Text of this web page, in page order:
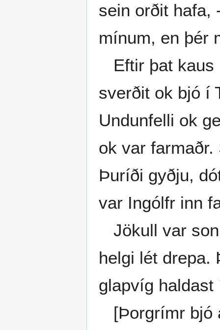
sein orðit hafa,
mínum, en þér
Eftir þat kaus
sverðit ok bjó í
Undunfelli ok
ok var
Þuríði gyðju,
var Ingólfr inn
Jökull var
helgi lét drepa.
glapvíg
[Þorgrímr bjó